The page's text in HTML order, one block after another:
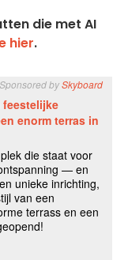
die met AI
hier.